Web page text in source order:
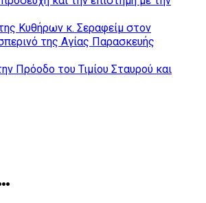
Κυθήρων κ. Σεραφείμ στον
της Αγίας Παρασκευής
Πρόοδο του Τιμίου Σταυρού και